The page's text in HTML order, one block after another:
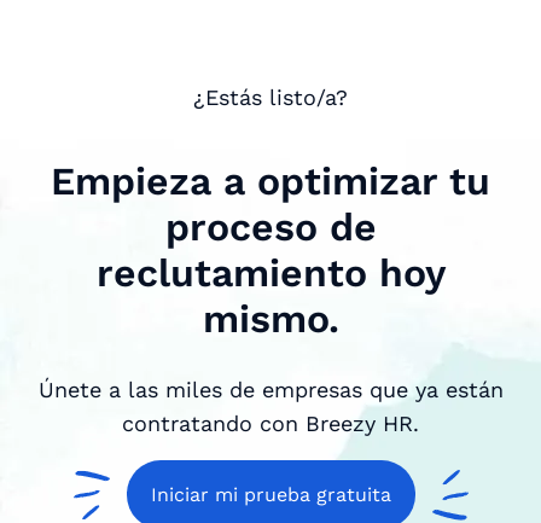
¿Estás listo/a?
Empieza a optimizar tu
proceso de
reclutamiento hoy
mismo.
Únete a las miles de empresas que ya están
contratando con Breezy HR.
Iniciar mi prueba gratuita